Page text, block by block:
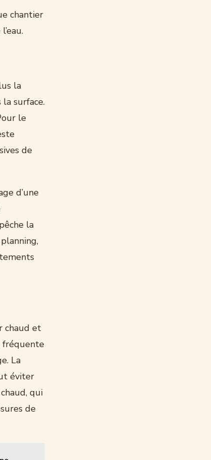
chantier
la
surface.
le
de
d’une
la
chaud et
fréquente
La
éviter
qui
de